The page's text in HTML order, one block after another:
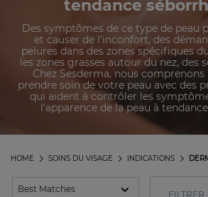
tendance
Des symptômes de ce type de peau
et causer de l’inconfort, des
pelures dans des zones spécifiques
les zones grasses autour du nez, des
Chez Sesderma, nous
prendre soin de votre peau avec des
qui aident à contrôler les
l’apparence de la peau à
INDICATIONS
SOINS DU VISAGE
HOME
FILTRER